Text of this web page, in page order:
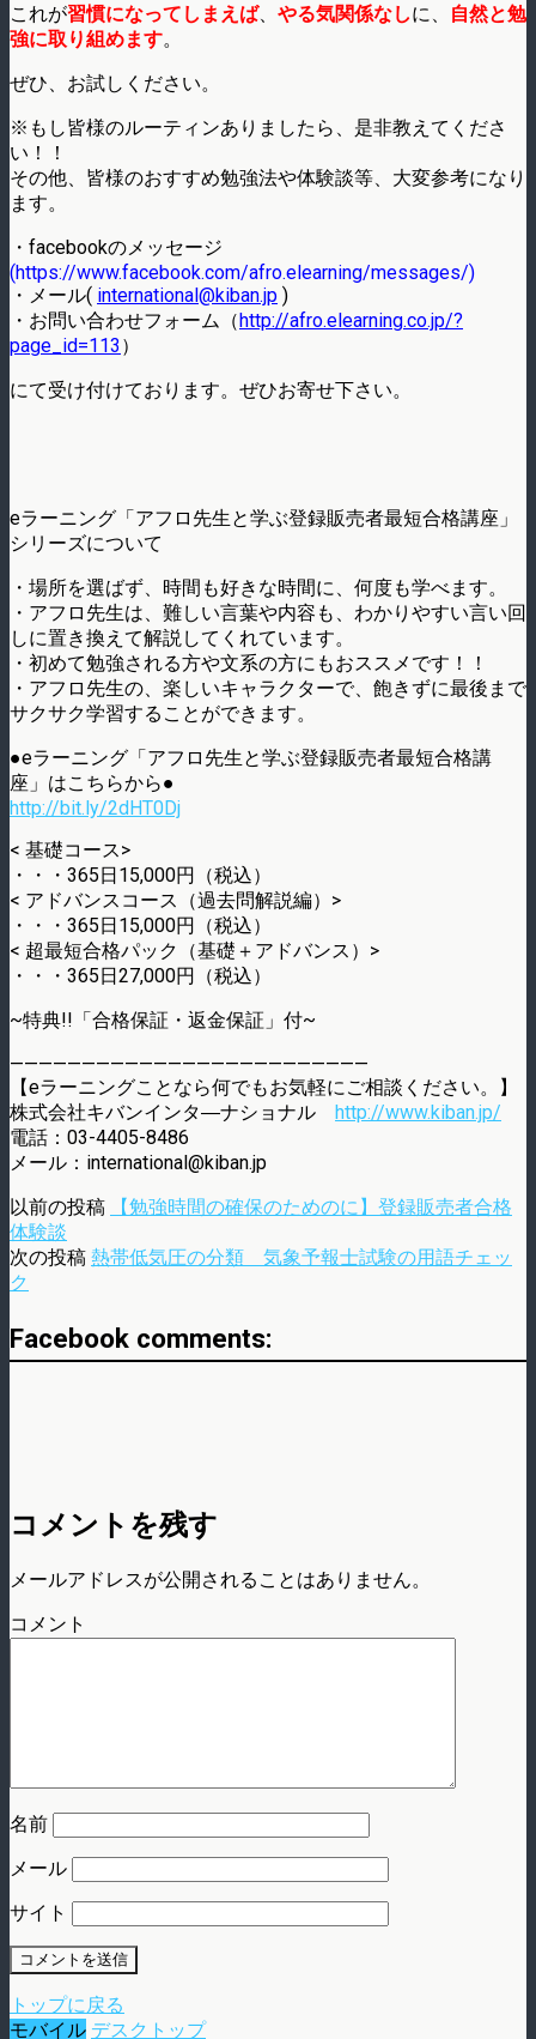
これが習慣になってしまえば、 やる気関係なしに、
自然と勉
強に取り組めます。
ぜひ、お試しください。
※もし皆様のルーティンありましたら、是非教えてくださ
い！！
その他、皆様のおすすめ勉強法や体験談等、大変参考になり
ます。
・facebookのメッセージ
(https://www.facebook.com/afro.elearning/messages/)
・メール( international@kiban.jp )
・お問い合わせフォーム（http://afro.elearning.co.jp/?
page_id=113 ）
にて受け付けております。ぜひお寄せ下さい。
eラーニング「アフロ先生と学ぶ登録販売者最短合格講座」
シリーズについて
・場所を選ばず、時間も好きな時間に、何度も学べます。
・アフロ先生は、難しい言葉や内容も、わかりやすい言い回
しに置き換えて解説してくれています。
・初めて勉強される方や文系の方にもおススメです！！
・アフロ先生の、楽しいキャラクターで、飽きずに最後まで
サクサク学習することができます。
●eラーニング「アフロ先生と学ぶ登録販売者最短合格講
座」はこちらから●
http://bit.ly/2dHT0Dj
< 基礎コース>
・・・365日15,000円（税込）
< アドバンスコース（過去問解説編）>
・・・365日15,000円（税込）
< 超最短合格パック（基礎＋アドバンス）>
・・・365日27,000円（税込）
~特典!!「合格保証・返金保証」付~
—————————————————————————
【eラーニングことなら何でもお気軽にご相談ください。】
株式会社キバンインタ―ナショナル http://www.kiban.jp/
電話：03-4405-8486
メール：international@kiban.jp
以前の投稿
【勉強時間の確保のためのに】登録販売者合格
体験談
次の投稿 熱帯低気圧の分類 気象予報士試験の用語チェッ
ク
Facebook comments:
コメントを残す
メールアドレスが公開されることはありません。
コメント
名前
メール
サイト
トップに戻る
モバイル デスクトップ